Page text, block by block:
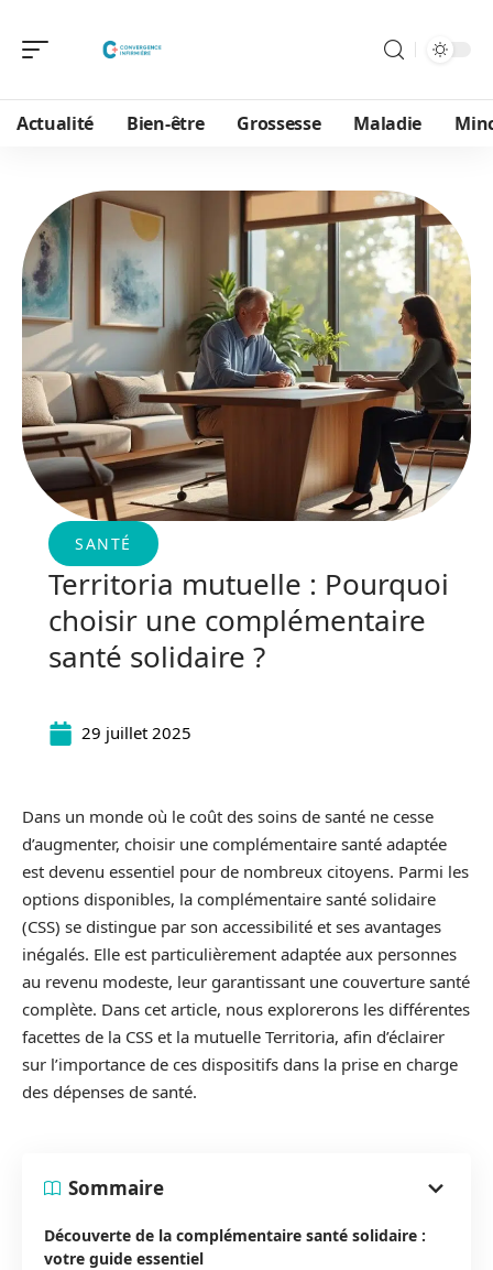
Actualité Bien-être Grossesse Maladie
SANTÉ
Territoria mutuelle : Pourquoi
choisir une complémentaire
santé solidaire ?
29 juillet 2025
Dans un monde où le coût des soins de santé ne cesse
d’augmenter, choisir une complémentaire santé adaptée
est devenu essentiel pour de nombreux citoyens. Parmi les
options disponibles, la complémentaire santé solidaire
(CSS) se distingue par son accessibilité et ses avantages
inégalés. Elle est particulièrement adaptée aux personnes
au revenu modeste, leur garantissant une couverture santé
complète. Dans cet article, nous explorerons les différentes
facettes de la CSS et la mutuelle Territoria, afin d’éclairer
sur l’importance de ces dispositifs dans la prise en charge
des dépenses de santé.
Sommaire
Découverte de la complémentaire santé solidaire :
votre guide essentiel